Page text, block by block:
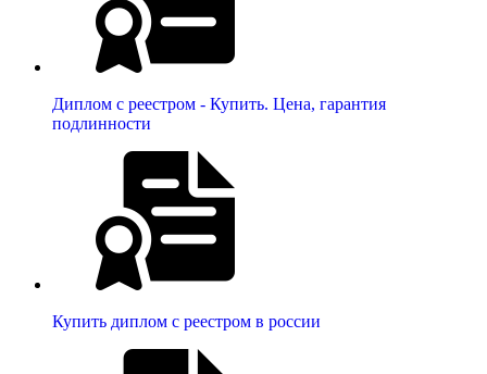
Диплом с реестром - Купить. Цена, гарантия
подлинности
Купить диплом с реестром в россии